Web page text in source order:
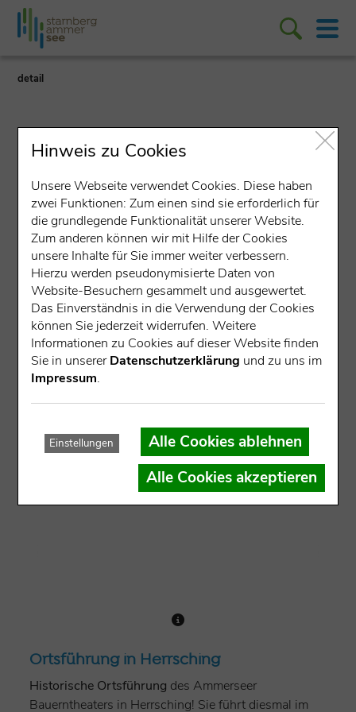
detail
Veranstaltung
Historische Ortsführung des
Ammerseer Bauerntheaters
in Herrsching
Treffpunkt: Mühlfelder-Straße Ecke Weinhartstraße
(neben der Bäckerei)
Weinhartstraße, 82211 Herrsching
über NN)
Ortsführung in Herrsching
Historische Ortsführung des Ammerseer
Bauerntheaters in Herrsching! Sie führt diesmal im
Hinweis zu Cookies
Unsere Webseite verwendet Cookies. Diese haben
zwei Funktionen: Zum einen sind sie erforderlich für
die grundlegende Funktionalität unserer Website.
Zum anderen können wir mit Hilfe der Cookies
unsere Inhalte für Sie immer weiter verbessern.
Hierzu werden pseudonymisierte Daten von
Website-Besuchern gesammelt und ausgewertet.
Das Einverständnis in die Verwendung der Cookies
können Sie jederzeit widerrufen. Weitere
Informationen zu Cookies auf dieser Website finden
Sie in unsererDatenschutzerklärung und zu uns im
Impressum.
Einstellungen
Alle Cookies ablehnen
Alle Cookies akzeptieren